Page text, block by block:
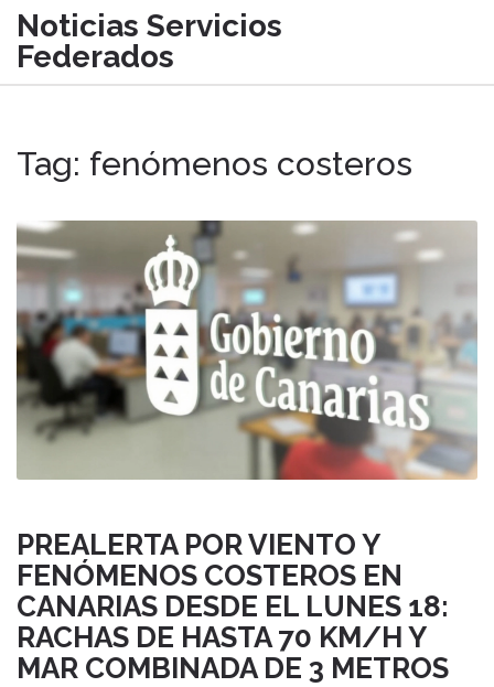
Noticias Servicios
Federados
Tag: fenómenos costeros
PREALERTA POR VIENTO Y
FENÓMENOS COSTEROS EN
CANARIAS DESDE EL LUNES 18:
RACHAS DE HASTA 70 KM/H Y
MAR COMBINADA DE 3 METROS